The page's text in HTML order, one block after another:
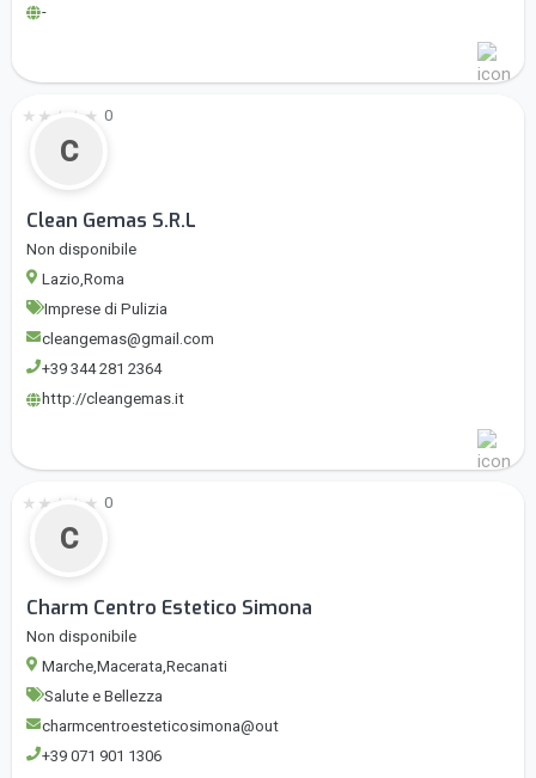
-
C
★ ★ ★ ★ ★ 0
Clean Gemas S.R.L
Non disponibile
Lazio,Roma
Imprese di Pulizia
cleangemas@gmail.com
+39 344 281 2364
http://cleangemas.it
C
★ ★ ★ ★ ★ 0
Charm Centro Estetico Simona
Non disponibile
Marche,Macerata,Recanati
Salute e Bellezza
charmcentroesteticosimona@out
+39 071 901 1306